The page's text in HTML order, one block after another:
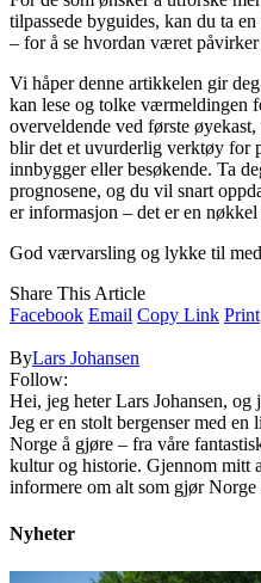
tilpassede byguides, kan du ta
– for å se hvordan været
Vi håper denne artikkelen gir
kan lese og tolke værmeldingen
overveldende ved første
blir det et uvurderlig verktøy for
innbygger eller besøkende. Ta
prognosene, og du vil snart
er informasjon – det er en
God værvarsling og lykke til
Share This Article
Facebook Email Copy Link Print
ByLars Johansen
Follow:
Hei, jeg heter Lars Johansen,
Jeg er en stolt bergenser med en
Norge å gjøre – fra våre
kultur og historie. Gjennom mitt
informere om alt som gjør Norge
Nyheter